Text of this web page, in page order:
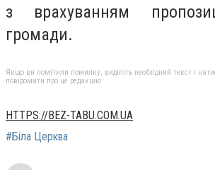
з врахуванням
громади.
Якщо ви помітили помилку, виділіть необхідний текст і
повідомити про це редакцію
HTTPS://BEZ-TABU.COM.UA
#Біла Церква